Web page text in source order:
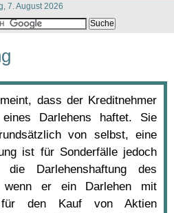
7. August 2026
dass der Kreditnehmer
Darlehens haftet. Sie
von selbst, eine
ist für Sonderfälle jedoch
Darlehenshaftung des
wenn er ein Darlehen mit
den Kauf von Aktien